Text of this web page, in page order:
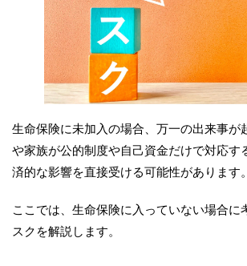
生命保険に未加入の場合、万一の出来事が
や家族が公的制度や自己資金だけで対応す
済的な影響を直接受ける可能性があります。
ここでは、生命保険に入っていない場合に
スクを解説します。